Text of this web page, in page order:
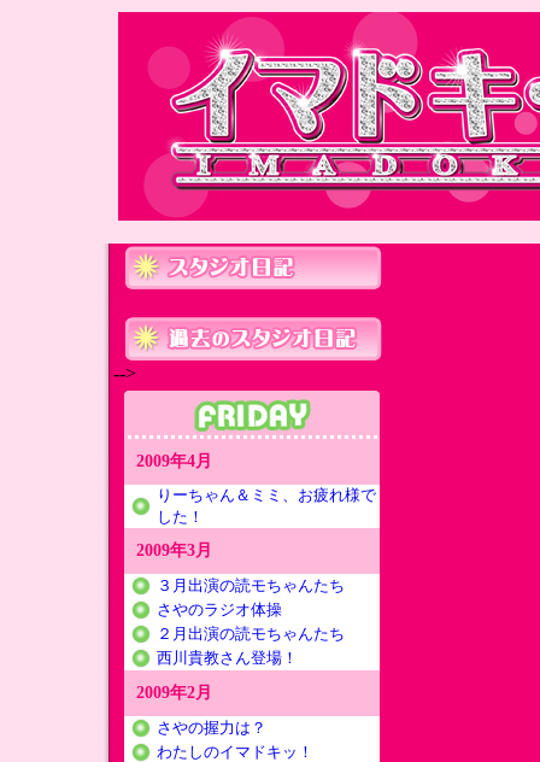
-->
2009年4月
りーちゃん＆ミミ、お疲れ様で
した！
2009年3月
３月出演の読モちゃんたち
さやのラジオ体操
２月出演の読モちゃんたち
西川貴教さん登場！
2009年2月
さやの握力は？
わたしのイマドキッ！